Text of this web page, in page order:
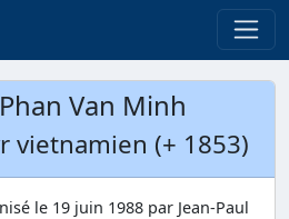
Van Minh
vietnamien (+ 1853)
le 19 juin 1988 par Jean-Paul